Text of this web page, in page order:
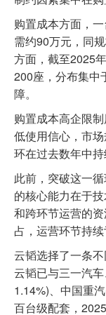
购置成本方面，
需约90万元，同
方面，截至2025
200座，分布集中
障。
购置成本高企限
低使用信心，市
环在过去数年中持
此前，突破这一
的核心能力在于
和跨环节运营的
占，运营环节持续
云韬选择了一条
云韬已与三一汽
1.14%)、中国重
百台级配套，